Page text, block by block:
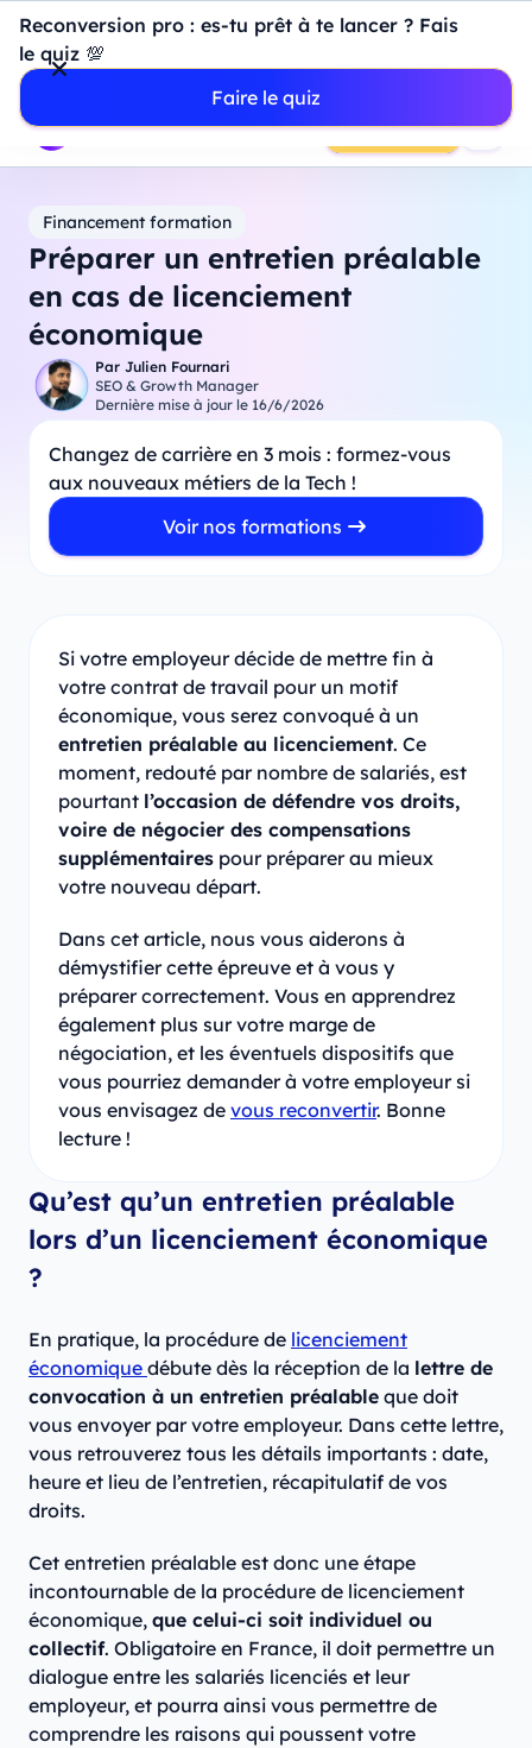
Reconversion pro : es-tu prêt à te lancer ? Fais
le quiz 💯
Faire le quiz
Introduction à Power BI : construisez votre premier
dashboard de A à Z
- Mardi 11 Août
18h00
Professionnels
Étudiants Parents Entreprises
Prendre RDV
Financement formation
Préparer un entretien préalable
en cas de licenciement
économique
Par Julien Fournari
SEO & Growth Manager
Dernière mise à jour le 16/6/2026
Changez de carrière en 3 mois : formez-vous
aux nouveaux métiers de la Tech !
Voir nos formations
Si votre employeur décide de mettre fin à
votre contrat de travail pour un motif
économique, vous serez convoqué à un
entretien préalable au licenciement. Ce
moment, redouté par nombre de salariés, est
pourtant l’occasion de défendre vos droits,
voire de négocier des compensations
supplémentaires pour préparer au mieux
votre nouveau départ.
Dans cet article, nous vous aiderons à
démystifier cette épreuve et à vous y
préparer correctement. Vous en apprendrez
également plus sur votre marge de
négociation, et les éventuels dispositifs que
vous pourriez demander à votre employeur si
vous envisagez de vous reconvertir. Bonne
lecture !
Qu’est qu’un entretien préalable
lors d’un licenciement économique
?
En pratique, la procédure de licenciement
économique débute dès la réception de la lettre de
convocation à un entretien préalable que doit
vous envoyer par votre employeur. Dans cette lettre,
vous retrouverez tous les détails importants : date,
heure et lieu de l’entretien, récapitulatif de vos
droits.
Cet entretien préalable est donc une étape
incontournable de la procédure de licenciement
économique, que celui-ci soit individuel ou
collectif. Obligatoire en France, il doit permettre un
dialogue entre les salariés licenciés et leur
employeur, et pourra ainsi vous permettre de
comprendre les raisons qui poussent votre